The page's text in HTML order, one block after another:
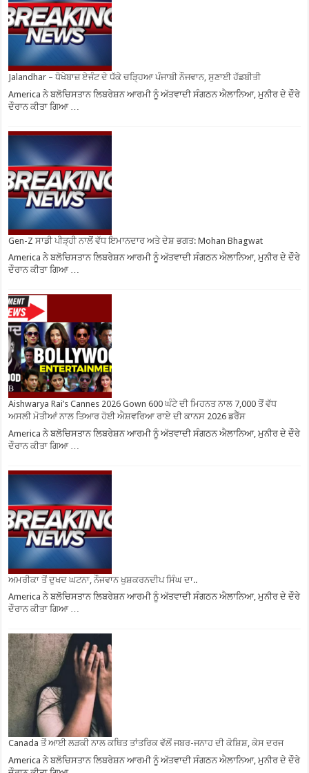
Jalandhar – ਧੋਖੇਬਾਜ਼ ਏਜੰਟ ਦੇ ਧੱਕੇ ਚੜ੍ਹਿਆ ਪੰਜਾਬੀ ਨੌਜਵਾਨ, ਸੁਣਾਈ ਹੱਡਬੀਤੀ
America ਨੇ ਬਲੋਚਿਸਤਾਨ ਲਿਬਰੇਸ਼ਨ ਆਰਮੀ ਨੂੰ ਅੱਤਵਾਦੀ ਸੰਗਠਨ ਐਲਾਨਿਆ, ਮੁਨੀਰ ਦੇ ਦੌਰੇ
ਦੌਰਾਨ ਕੀਤਾ ਗਿਆ …
Gen-Z ਸਾਡੀ ਪੀੜ੍ਹੀ ਨਾਲੋਂ ਵੱਧ ਇਮਾਨਦਾਰ ਅਤੇ ਦੇਸ਼ ਭਗਤ: Mohan Bhagwat
America ਨੇ ਬਲੋਚਿਸਤਾਨ ਲਿਬਰੇਸ਼ਨ ਆਰਮੀ ਨੂੰ ਅੱਤਵਾਦੀ ਸੰਗਠਨ ਐਲਾਨਿਆ, ਮੁਨੀਰ ਦੇ ਦੌਰੇ
ਦੌਰਾਨ ਕੀਤਾ ਗਿਆ …
Aishwarya Rai’s Cannes 2026 Gown 600 ਘੰਟੇ ਦੀ ਮਿਹਨਤ ਨਾਲ 7,000 ਤੋਂ ਵੱਧ
ਅਸਲੀ ਮੋਤੀਆਂ ਨਾਲ ਤਿਆਰ ਹੋਈ ਐਸ਼ਵਰਿਆ ਰਾਏ ਦੀ ਕਾਨਸ 2026 ਡਰੈੱਸ
America ਨੇ ਬਲੋਚਿਸਤਾਨ ਲਿਬਰੇਸ਼ਨ ਆਰਮੀ ਨੂੰ ਅੱਤਵਾਦੀ ਸੰਗਠਨ ਐਲਾਨਿਆ, ਮੁਨੀਰ ਦੇ ਦੌਰੇ
ਦੌਰਾਨ ਕੀਤਾ ਗਿਆ …
ਅਮਰੀਕਾ ਤੋਂ ਦੁਖਦ ਘਟਨਾ, ਨੌਜਵਾਨ ਖੁਸ਼ਕਰਨਦੀਪ ਸਿੰਘ ਦਾ..
America ਨੇ ਬਲੋਚਿਸਤਾਨ ਲਿਬਰੇਸ਼ਨ ਆਰਮੀ ਨੂੰ ਅੱਤਵਾਦੀ ਸੰਗਠਨ ਐਲਾਨਿਆ, ਮੁਨੀਰ ਦੇ ਦੌਰੇ
ਦੌਰਾਨ ਕੀਤਾ ਗਿਆ …
Canada ਤੋਂ ਆਈ ਲੜਕੀ ਨਾਲ ਕਥਿਤ ਤਾਂਤਰਿਕ ਵੱਲੋਂ ਜਬਰ-ਜਨਾਹ ਦੀ ਕੋਸ਼ਿਸ਼, ਕੇਸ ਦਰਜ
America ਨੇ ਬਲੋਚਿਸਤਾਨ ਲਿਬਰੇਸ਼ਨ ਆਰਮੀ ਨੂੰ ਅੱਤਵਾਦੀ ਸੰਗਠਨ ਐਲਾਨਿਆ, ਮੁਨੀਰ ਦੇ ਦੌਰੇ